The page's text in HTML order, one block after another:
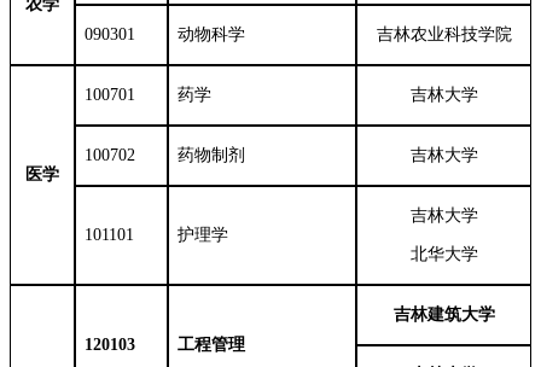
农学
090301 动物科学 吉林农业科技学院
医学
100701 药学 吉林大学
100702 药物制剂 吉林大学
101101 护理学
吉林大学
北华大学
120103 工程管理
吉林建筑大学